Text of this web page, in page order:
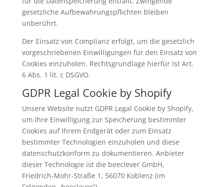
gesetzliche Aufbewahrungspflichten bleiben
unberührt.
Der Einsatz von Complianz erfolgt, um die gesetzlich
vorgeschriebenen Einwilligungen für den Einsatz von
Cookies einzuholen. Rechtsgrundlage hierfür ist Art.
6 Abs. 1 lit. c DSGVO.
GDPR Legal Cookie by Shopify
Unsere Website nutzt GDPR Legal Cookie by Shopify,
um Ihre Einwilligung zur Speicherung bestimmter
Cookies auf Ihrem Endgerät oder zum Einsatz
bestimmter Technologien einzuholen und diese
datenschutzkonform zu dokumentieren. Anbieter
dieser Technologie ist die beeclever GmbH,
Friedrich-Mohr-Straße 1, 56070 Koblenz (im